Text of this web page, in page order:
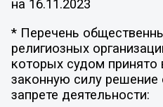
на 16.11.2023
* Перечень
религиозных
которых судом принято
законную силу решение
запрете деятельности: